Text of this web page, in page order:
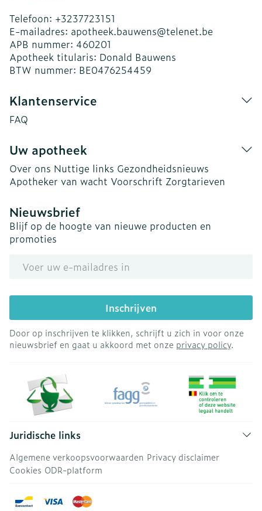
Telefoon: +3237723151
E-mailadres: apotheek.bauwens@telenet.be
APB nummer: 460201
Apotheek titularis: Donald Bauwens
BTW nummer: BE0476254459
Klantenservice
FAQ
Uw apotheek
Over ons Nuttige links Gezondheidsnieuws
Apotheker van wacht Voorschrift Zorgtarieven
Nieuwsbrief
Blijf op de hoogte van nieuwe producten en
promoties
Inschrijven
Door op inschrijven te klikken, schrijft u zich in voor onze
nieuwsbrief en gaat u akkoord met onze privacy policy.
Juridische links
Algemene verkoopsvoorwaarden Privacy disclaimer
Cookies ODR-platform